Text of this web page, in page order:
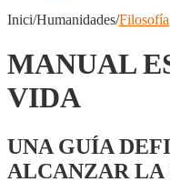
Inici/Humanidades/Filosofía
MANUAL
VIDA
UNA GUÍA
ALCANZAR LA